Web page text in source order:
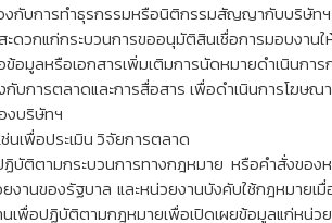
องกับการทำธุรกรรมหรือนิติกรรมสัญญากับบริษั
ดวกแก่กระบวนการขออนุมัติสินเชื่อการมอบงาน
อมูลหรือเอกสารเพิ่มเติมการนัดหมายดำเนินก
กับการตลาดและการสื่อสาร เพื่อดำเนินการโฆษ
งบริษัทฯ
นเพื่อประเมิน วิจัยการตลาด
บัติตามกระบวนการทางกฎหมาย หรือคำสั่งของ
านของรัฐบาล และหน่วยงานบังคับใช้กฎหมายเ
เพื่อปฏิบัติตามกฎหมายเพื่อเปิดเผยข้อมูลแก่ห